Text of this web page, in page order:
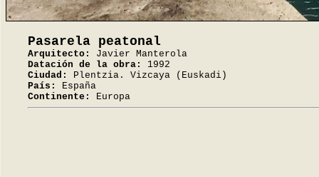
Pasarela peatonal
Arquitecto:
Javier Manterola
Datación de la obra:
1992
Ciudad:
Plentzia. Vizcaya (Euskadi)
País:
España
Continente:
Europa